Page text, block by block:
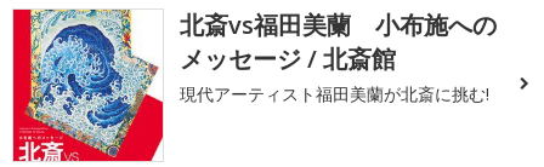
北斎vs福田美蘭 小布施への
メッセージ / 北斎館
現代アーティスト福田美蘭が北斎に挑む!